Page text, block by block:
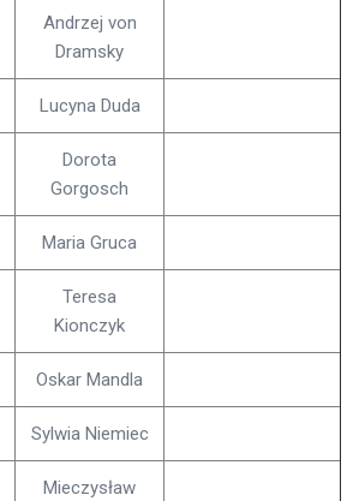
Andrzej von
Dramsky
Lucyna Duda
Dorota
Gorgosch
Maria Gruca
Teresa
Kionczyk
Oskar Mandla
Sylwia Niemiec
Mieczysław